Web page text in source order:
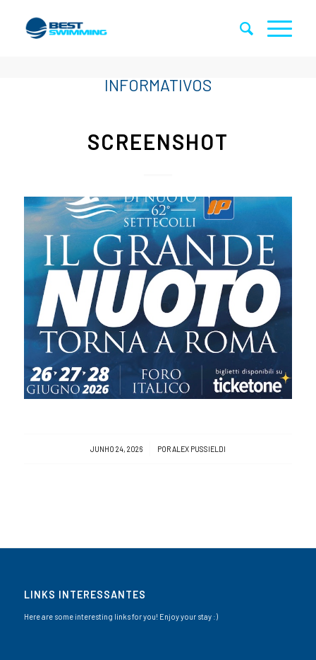
SCREENSHOT
JUNHO 24, 2026
/ PORALEX PUSSIELDI
LINKS INTERESSANTES
Here are some interesting links for you! Enjoy your stay :)